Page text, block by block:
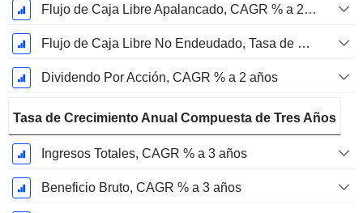
Flujo de Caja Libre Apalancado, CAGR % a 2 años
Flujo de Caja Libre No Endeudado, Tasa de Crecimiento Anual Compuesta de 2 Años %
Dividendo Por Acción, CAGR % a 2 años
Tasa de Crecimiento Anual Compuesta de Tres Años
Ingresos Totales, CAGR % a 3 años
Beneficio Bruto, CAGR % a 3 años